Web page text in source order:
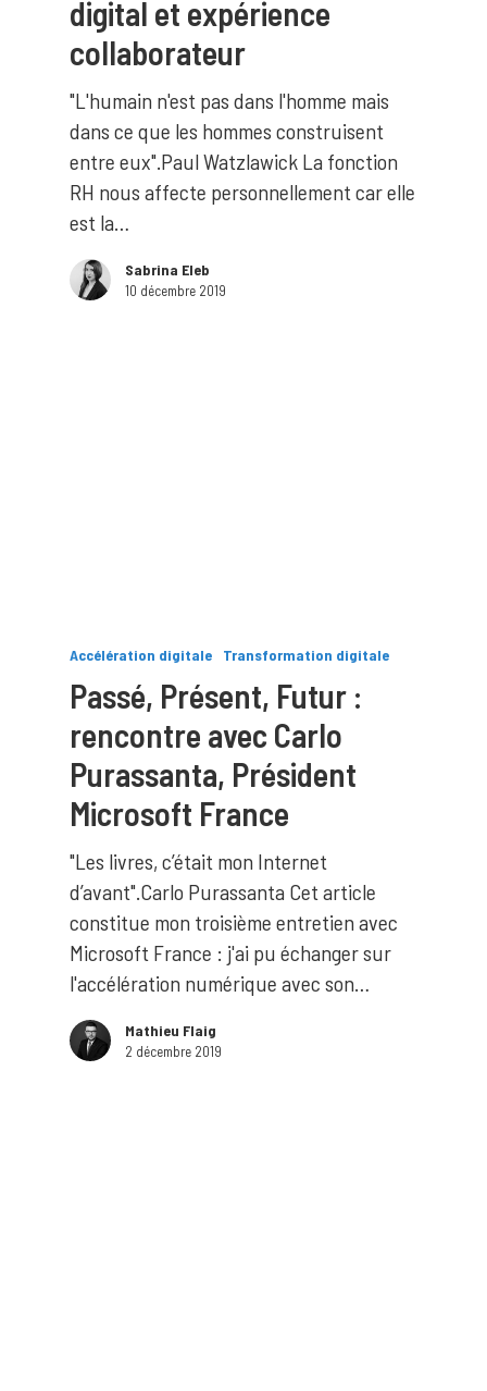
digital et expérience
collaborateur
"L'humain n'est pas dans l'homme mais
dans ce que les hommes construisent
entre eux".Paul Watzlawick La fonction
RH nous affecte personnellement car elle
est la…
Sabrina Eleb
10 décembre 2019
Accélération digitale Transformation digitale
Passé, Présent, Futur :
rencontre avec Carlo
Purassanta, Président
Microsoft France
"Les livres, c’était mon Internet
d’avant".Carlo Purassanta Cet article
constitue mon troisième entretien avec
Microsoft France : j'ai pu échanger sur
l'accélération numérique avec son…
Mathieu Flaig
2 décembre 2019